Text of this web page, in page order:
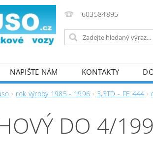
603584895
NAPIŠTE NÁM KONTAKTY
rok výroby 1985 - 1996 3,3TD - FE 444
DO 4/